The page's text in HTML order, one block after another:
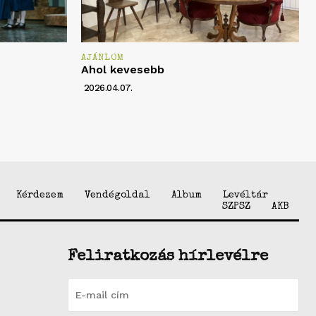
AJÁNLOM
Ahol kevesebb
2026.04.07.
Kérdezem Vendégoldal Album
Levéltár
SZPSZ
AKB
Feliratkozás hírlevélre